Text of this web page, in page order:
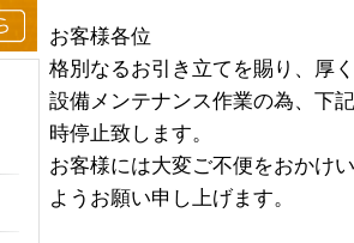
お客様各位
格別なるお引き立てを賜り、厚
設備メンテナンス作業の為、下
時停止致します。
お客様には大変ご不便をおかけ
ようお願い申し上げます。